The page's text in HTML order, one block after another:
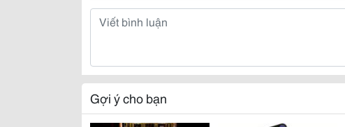
Gợi ý cho bạn